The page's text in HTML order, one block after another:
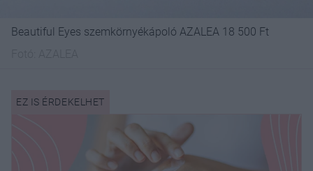
Beautiful Eyes szemkörnyékápoló AZALEA 18 500 Ft